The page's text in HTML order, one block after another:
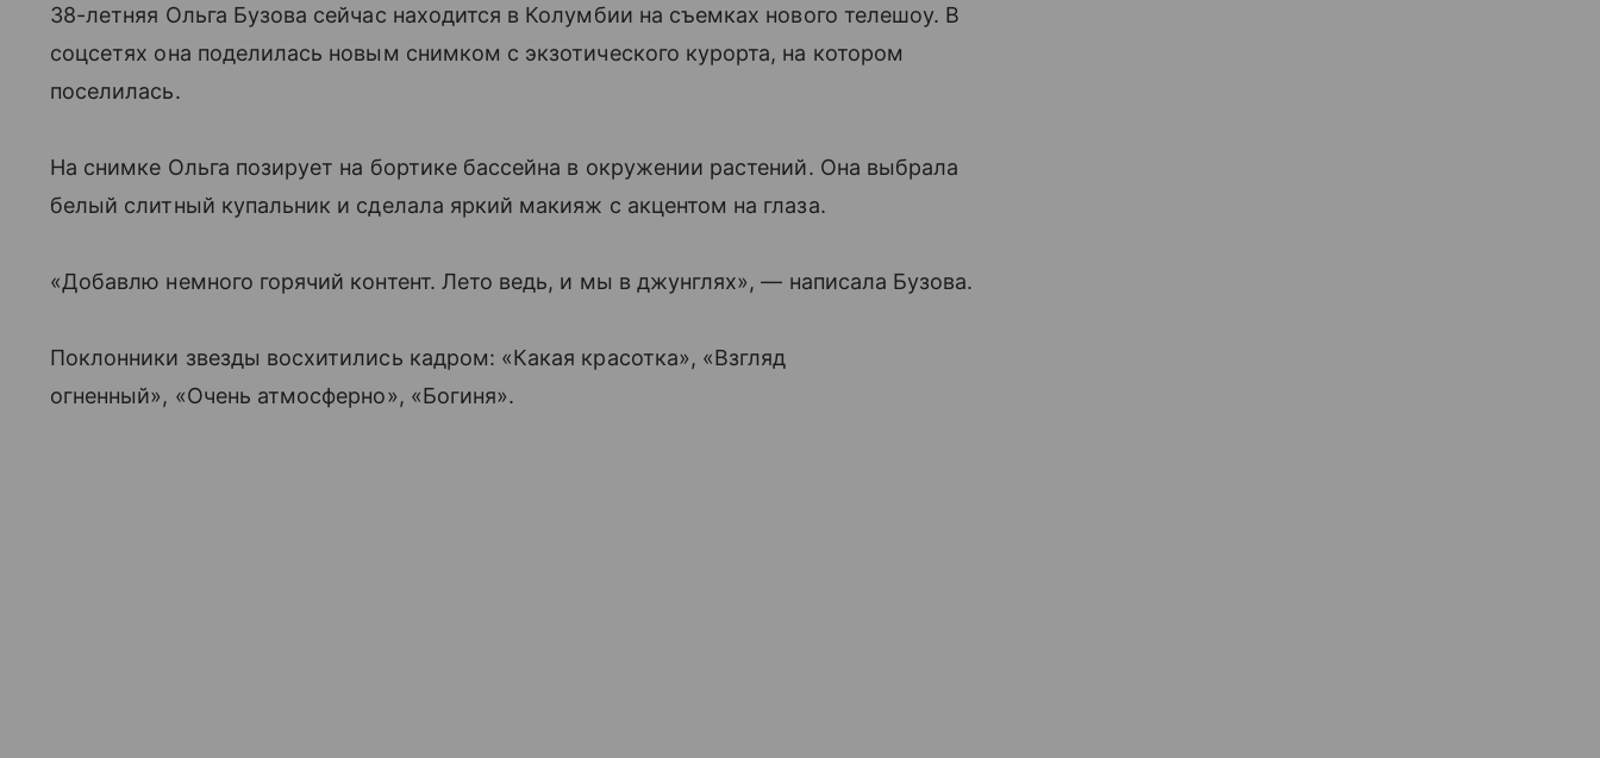
38-летняя Ольга Бузова сейчас находится в Колумбии на съемках нового телешоу. В
соцсетях она поделилась новым снимком с экзотического курорта, на котором
поселилась.
На снимке Ольга позирует на бортике бассейна в окружении растений. Она выбрала
белый слитный купальник и сделала яркий макияж с акцентом на глаза.
«Добавлю немного горячий контент. Лето ведь, и мы в джунглях», — написала Бузова.
Поклонники звезды восхитились кадром: «Какая красотка», «Взгляд
огненный», «Очень атмосферно», «Богиня».